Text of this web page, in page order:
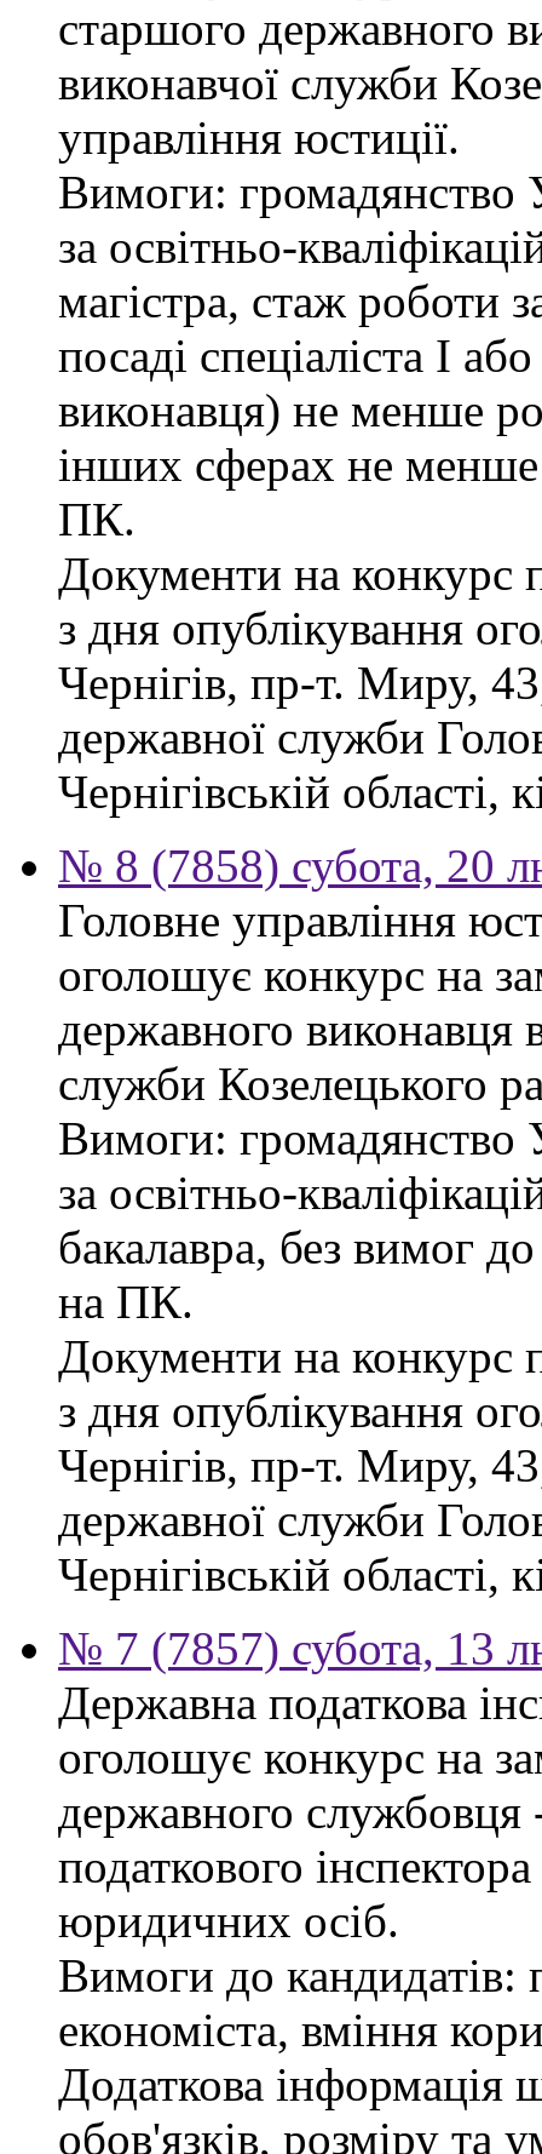
старшого державного
виконавчої служби
управління юстиції.
Вимоги: громадянство
за освітньо-
магістра, стаж роботи
посаді спеціаліста І
виконавця) не менше
інших сферах не
ПК.
Документи на конкурс
з дня опублікування
Чернігів, пр-т. Миру,
державної служби
Чернігівській
№ 8 (7858) субота, 20
Головне управління
оголошує конкурс на
державного виконавця
служби Козелецького
Вимоги: громадянство
за освітньо-
бакалавра, без вимог
на ПК.
Документи на конкурс
з дня опублікування
Чернігів, пр-т. Миру,
державної служби
Чернігівській
№ 7 (7857) субота, 13
Державна податкова
оголошує конкурс на
державного
податкового
юридичних осіб.
Вимоги до кандидатів:
економіста, вміння
Додаткова інформація
обов'язків, розміру та